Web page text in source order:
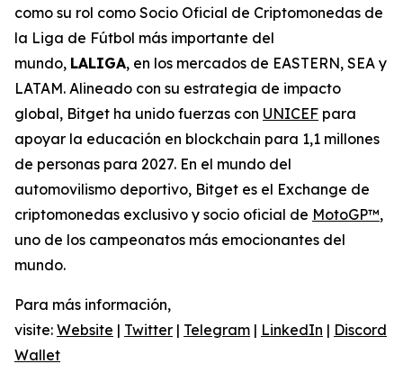
como su rol como Socio Oficial de Criptomonedas de
la Liga de Fútbol más importante del
mundo, LALIGA, en los mercados de EASTERN, SEA y
LATAM. Alineado con su estrategia de impacto
global, Bitget ha unido fuerzas con UNICEF para
apoyar la educación en blockchain para 1,1 millones
de personas para 2027. En el mundo del
automovilismo deportivo, Bitget es el Exchange de
criptomonedas exclusivo y socio oficial de MotoGP™,
uno de los campeonatos más emocionantes del
mundo.
Para más información,
visite: Website | Twitter | Telegram | LinkedIn | Discord
Wallet